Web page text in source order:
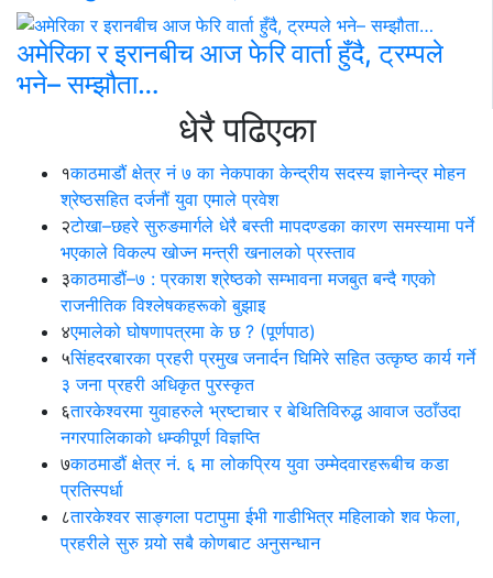
अमेरिका र इरानबीच आज फेरि वार्ता हुँदै, ट्रम्पले
भने– सम्झौता…
धेरै पढिएका
१काठमाडौं क्षेत्र नं ७ का नेकपाका केन्द्रीय सदस्य ज्ञानेन्द्र मोहन
श्रेष्ठसहित दर्जनौं युवा एमाले प्रवेश
२टोखा–छहरे सुरुङमार्गले धेरै बस्ती मापदण्डका कारण समस्यामा पर्ने
भएकाले विकल्प खोज्न मन्त्री खनालको प्रस्ताव
३काठमाडौं–७ : प्रकाश श्रेष्ठको सम्भावना मजबुत बन्दै गएको
राजनीतिक विश्लेषकहरूको बुझाइ
४एमालेको घोषणापत्रमा के छ ? (पूर्णपाठ)
५सिंहदरबारका प्रहरी प्रमुख जनार्दन घिमिरे सहित उत्कृष्ठ कार्य गर्ने
३ जना प्रहरी अधिकृत पुरस्कृत
६तारकेश्वरमा युवाहरुले भ्रष्टाचार र बेथितिविरुद्ध आवाज उठाँउदा
नगरपालिकाको धम्कीपूर्ण विज्ञप्ति
७काठमाडौं क्षेत्र नं. ६ मा लोकप्रिय युवा उम्मेदवारहरूबीच कडा
प्रतिस्पर्धा
८तारकेश्वर साङ्गला पटापुमा ईभी गाडीभित्र महिलाको शव फेला,
प्रहरीले सुरु गर्‍यो सबै कोणबाट अनुसन्धान